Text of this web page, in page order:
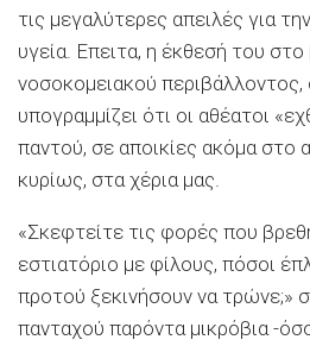
τις μεγαλύτερες απειλές για
υγεία. Επειτα, η έκθεσή του
νοσοκομειακού
υπογραμμίζει ότι οι αθέατοι
παντού, σε αποικίες ακόμα στο
κυρίως, στα χέρια μας.
«Σκεφτείτε τις φορές που
εστιατόριο με φίλους, πόσοι
προτού ξεκινήσουν να τρώνε;»
πανταχού παρόντα μικρόβια -